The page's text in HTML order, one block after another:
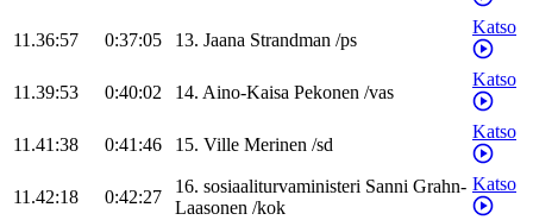
11.36:57 0:37:05 13. Jaana Strandman /ps
Katso
11.39:53 0:40:02 14. Aino-Kaisa Pekonen /vas
Katso
11.41:38 0:41:46 15. Ville Merinen /sd
Katso
11.42:18 0:42:27
16. sosiaaliturvaministeri Sanni Grahn-
Laasonen /kok
Katso